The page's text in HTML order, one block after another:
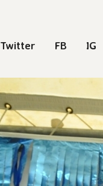
Twitter FB IG